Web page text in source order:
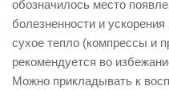
обозначилось место
болезненности и
сухое тепло (компрессы и
рекомендуется во
Можно прикладывать к